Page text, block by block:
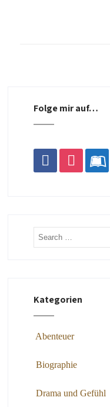
Folge mir auf…
facebookinstagramleanpub
Kategorien
Abenteuer
Biographie
Drama und Gefühl